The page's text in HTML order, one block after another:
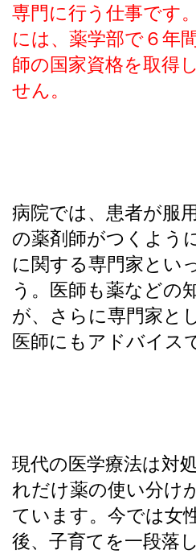
専門に行う仕事です
には、薬学部で６年
師の国家資格を取得
せん。
病院では、患者が服
の薬剤師がつくよう
に関する専門家とい
う。医師も薬などの
が、さらに専門家と
医師にもアドバイス
現代の医学療法は対
れだけ薬の使い分け
ています。今では女
後、子育てを一段落